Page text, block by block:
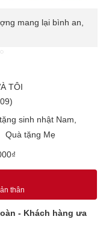
mang lại bình an,
TÔI
sinh nhật Nam
Quà tặng Mẹ
thân
- Khách hàng ưa